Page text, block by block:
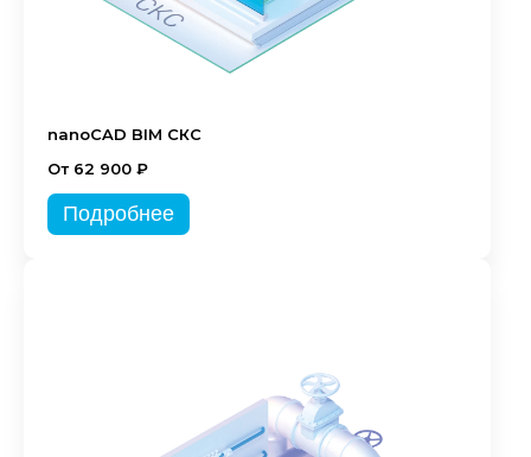
nanoCAD BIM СКС
От 62 900 ₽
Подробнее